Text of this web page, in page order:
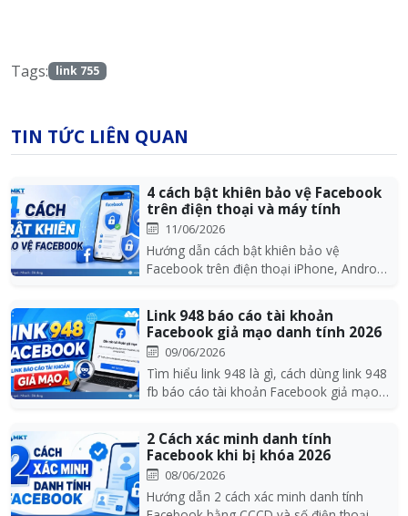
Tags: link 755
TIN TỨC LIÊN QUAN
4 cách bật khiên bảo vệ Facebook
trên điện thoại và máy tính
11/06/2026
Hướng dẫn cách bật khiên bảo vệ
Facebook trên điện thoại iPhone, Android
Link 948 báo cáo tài khoản
Facebook giả mạo danh tính 2026
09/06/2026
Tìm hiểu link 948 là gì, cách dùng link 948
fb báo cáo tài khoản Facebook giả mạo
2 Cách xác minh danh tính
Facebook khi bị khóa 2026
08/06/2026
Hướng dẫn 2 cách xác minh danh tính